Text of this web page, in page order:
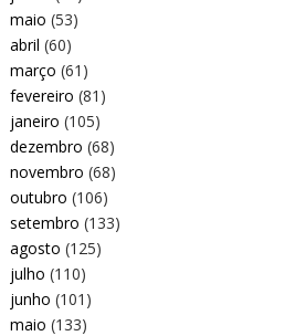
maio (53)
abril (60)
março (61)
fevereiro (81)
janeiro (105)
dezembro (68)
novembro (68)
outubro (106)
setembro (133)
agosto (125)
julho (110)
junho (101)
maio (133)